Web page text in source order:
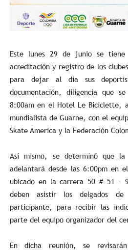
Este lunes 29 de junio se tiene
acreditación y registro de los
para dejar al día sus
documentación, diligencia que
8:00am en el Hotel Le Biciclette,
mundialista de Guarne, con el
Skate America y la Federación
Así mismo, se determinó que
adelantará desde las 6:00pm en
ubicado en la carrera 50 # 51 –
deben asistir los delgados
participante, para recibir las
parte del equipo organizador del
En dicha reunión, se